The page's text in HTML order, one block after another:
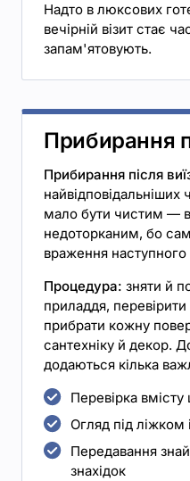
Надто в люксових
вечірній візит стає
запам'ятовують.
Прибирання
Прибирання після
мало бути чистим —
недоторканим, бо
враження наступного
Процедура: зняти й
приладдя, перевірити
прибрати кожну
сантехніку й декор.
додаються кілька
Перевірка
Огляд під ліжком
Передавання
знахідок